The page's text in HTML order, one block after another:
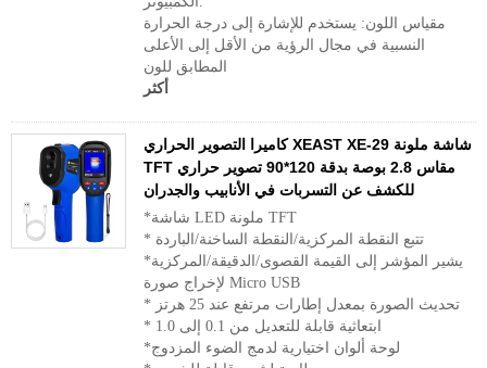
مقياس اللون: يستخدم للإشارة إلى درجة الحرارة
النسبية في مجال الرؤية من الأقل إلى الأعلى
المطابق للون
أكثر
كاميرا التصوير الحراري XEAST XE-29 شاشة ملونة
TFT مقاس 2.8 بوصة بدقة 120*90 تصوير حراري
للكشف عن التسربات في الأنابيب والجدران
*شاشة LED ملونة TFT
* تتبع النقطة المركزية/النقطة الساخنة/الباردة
*يشير المؤشر إلى القيمة القصوى/الدقيقة/المركزية
لإخراج صورة Micro USB
* تحديث الصورة بمعدل إطارات مرتفع عند 25 هرتز
* ابتعاثية قابلة للتعديل من 0.1 إلى 1.0
*لوحة ألوان اختيارية لدمج الضوء المزدوج